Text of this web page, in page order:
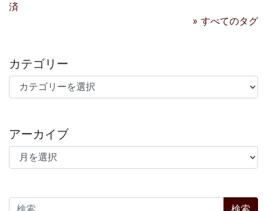
済
» すべてのタグ
カテゴリー
カテゴリー
アーカイブ
アーカイブ
検索: